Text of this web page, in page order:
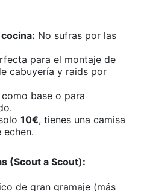
No sufras por las
para el montaje de
cabuyería y raids por
como base o para
10€, tienes una camisa
echen.
(Scout a Scout):
de gran gramaje (más